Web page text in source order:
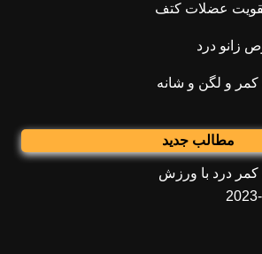
عضلات کتف
زانو درد
و لگن و شانه
مطالب جدید
کمر درد با ورزش